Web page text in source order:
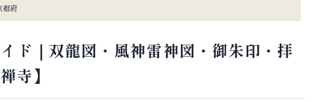
都府
ド｜双龍図・風神雷神図・御朱印・拝
寺】